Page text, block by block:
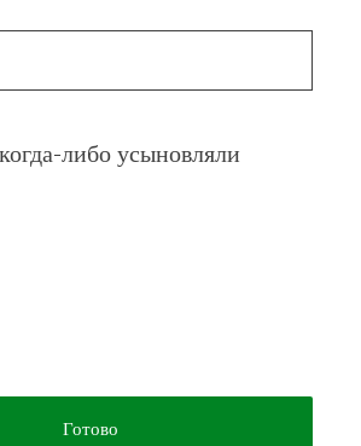
либо усыновляли
Готово